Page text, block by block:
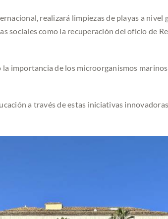
realizará limpiezas de playas a
sociales como la recuperación del oficio de
importancia de los microorganismos
a través de estas iniciativas innovadoras